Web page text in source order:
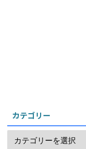
カテゴリー